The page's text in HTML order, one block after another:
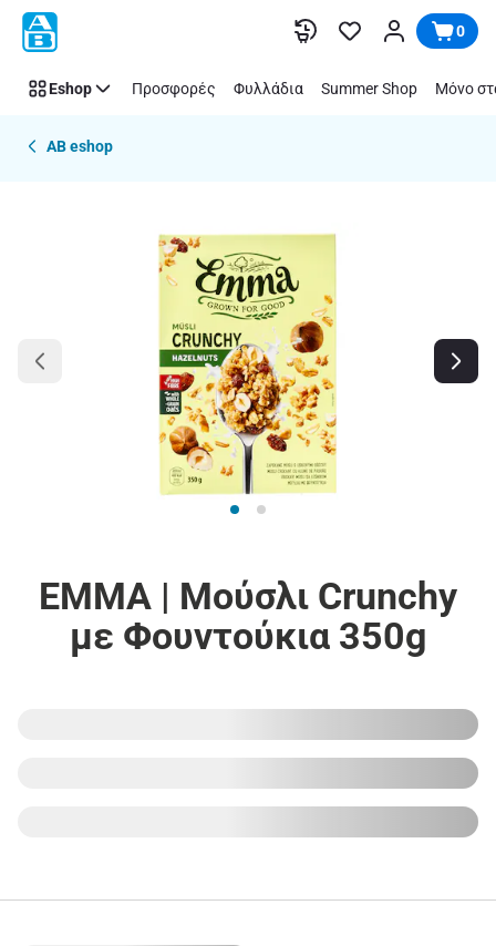
Παράλειψη 0
Eshop Προσφορές Φυλλάδια Summer Shop Μόνο
AB eshop
EMMA | Μούσλι Crunchy
με Φουντούκια 350g